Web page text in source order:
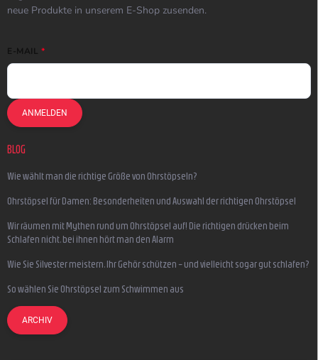
neue Produkte in unserem E-Shop zusenden.
E-MAIL
ANMELDEN
BLOG
Wie wählt man die richtige Größe von Ohrstöpseln?
Ohrstöpsel für Damen: Besonderheiten und Auswahl der richtigen Ohrstöpsel
Wir räumen mit Mythen rund um Ohrstöpsel auf! Die richtigen drücken beim
Schlafen nicht, bei ihnen hört man den Alarm
Wie Sie Silvester meistern, Ihr Gehör schützen – und vielleicht sogar gut schlafen?
So wählen Sie Ohrstöpsel zum Schwimmen aus
ARCHIV